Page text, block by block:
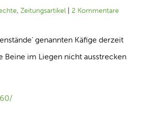
,Zeitungsartikel |2 Kommentare
genannten Käfige derzeit
Beine im Liegen nicht ausstrecken